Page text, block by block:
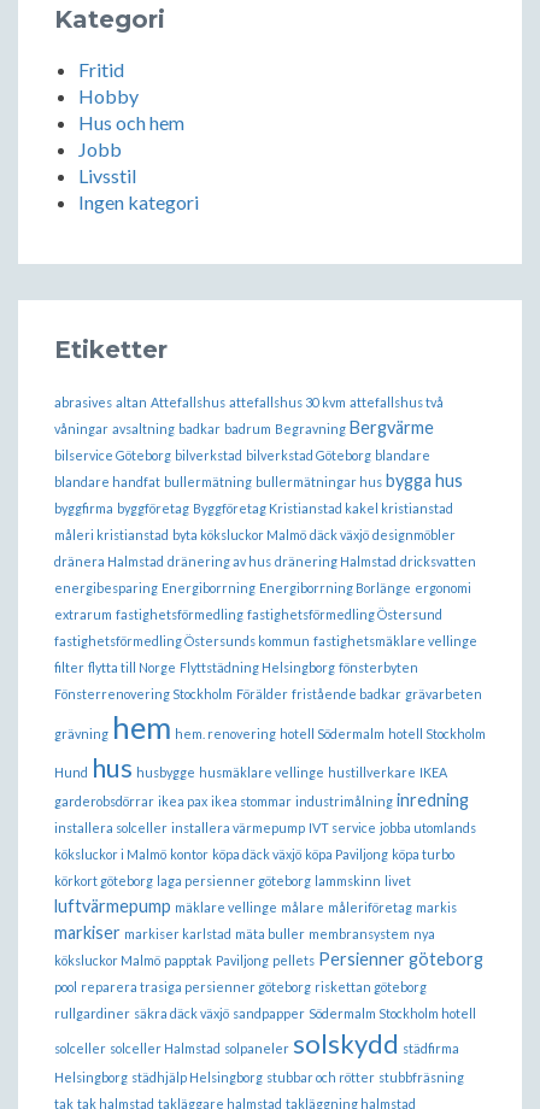
Kategori
Fritid
Hobby
Hus och hem
Jobb
Livsstil
Ingen kategori
Etiketter
abrasives altan Attefallshus attefallshus 30 kvm attefallshus två
våningar avsaltning badkar badrum Begravning Bergvärme
bilservice Göteborg bilverkstad bilverkstad Göteborg blandare
blandare handfat bullermätning bullermätningar hus bygga hus
byggfirma byggföretag Byggföretag Kristianstad kakel kristianstad
måleri kristianstad byta köksluckor Malmö däck växjö designmöbler
dränera Halmstad dränering av hus dränering Halmstad dricksvatten
energibesparing Energiborrning Energiborrning Borlänge ergonomi
extrarum fastighetsförmedling fastighetsförmedling Östersund
fastighetsförmedling Östersunds kommun fastighetsmäklare vellinge
filter flytta till Norge Flyttstädning Helsingborg fönsterbyten
Fönsterrenovering Stockholm Förälder fristående badkar grävarbeten
grävning hem hem. renovering hotell Södermalm hotell Stockholm
Hund hus husbygge husmäklare vellinge hustillverkare IKEA
garderobsdörrar ikea pax ikea stommar industrimålning inredning
installera solceller installera värmepump IVT service jobba utomlands
köksluckor i Malmö kontor köpa däck växjö köpa Paviljong köpa turbo
körkort göteborg laga persienner göteborg lammskinn livet
luftvärmepump mäklare vellinge målare måleriföretag markis
markiser markiser karlstad mäta buller membransystem nya
köksluckor Malmö papptak Paviljong pellets Persienner göteborg
pool reparera trasiga persienner göteborg riskettan göteborg
rullgardiner säkra däck växjö sandpapper Södermalm Stockholm hotell
solceller solceller Halmstad solpaneler solskydd städfirma
Helsingborg städhjälp Helsingborg stubbar och rötter stubbfräsning
tak tak halmstad takläggare halmstad takläggning halmstad